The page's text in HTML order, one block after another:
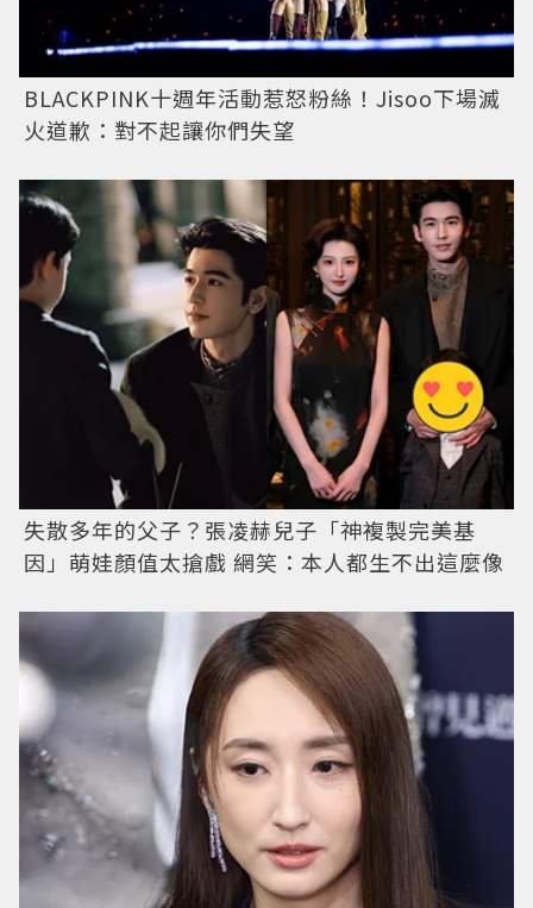
BLACKPINK十週年活動惹怒粉絲！Jisoo下場滅
火道歉：對不起讓你們失望
失散多年的父子？張凌赫兒子「神複製完美基
因」萌娃顏值太搶戲 網笑：本人都生不出這麼像